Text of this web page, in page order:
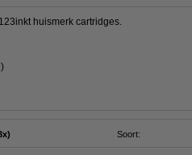
huismerk cartridges.
)
Soort: